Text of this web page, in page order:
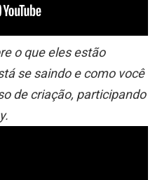
o que eles estão
se saindo e como você
de criação, participando